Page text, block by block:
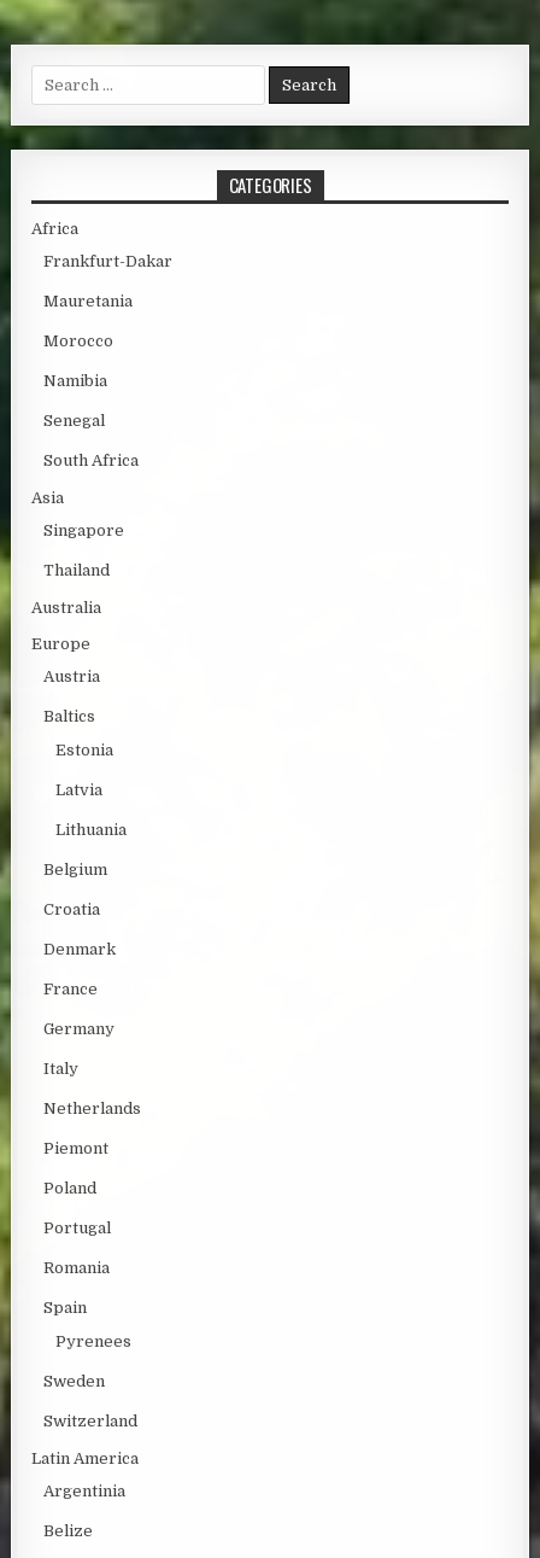
Search for:
CATEGORIES
Africa
Frankfurt-Dakar
Mauretania
Morocco
Namibia
Senegal
South Africa
Asia
Singapore
Thailand
Australia
Europe
Austria
Baltics
Estonia
Latvia
Lithuania
Belgium
Croatia
Denmark
France
Germany
Italy
Netherlands
Piemont
Poland
Portugal
Romania
Spain
Pyrenees
Sweden
Switzerland
Latin America
Argentinia
Belize